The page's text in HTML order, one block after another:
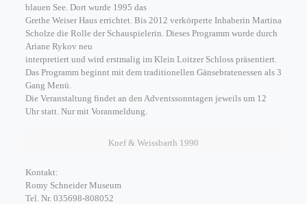
blauen See. Dort wurde 1995 das
Grethe Weiser Haus errichtet. Bis 2012 verkörperte Inhaberin Martina
Scholze die Rolle der Schauspielerin. Dieses Programm wurde durch
Ariane Rykov neu
interpretiert und wird erstmalig im Klein Loitzer Schloss präsentiert.
Das Programm beginnt mit dem traditionellen Gänsebratenessen als 3
Gang Menü.
Die Veranstaltung findet an den Adventssonntagen jeweils um 12
Uhr statt. Nur mit Voranmeldung.
Knef & Weissbarth 1990
Kontakt:
Romy Schneider Museum
Tel. Nr. 035698-808052